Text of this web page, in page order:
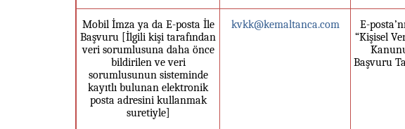
Mobil İmza ya da E-posta İle
Başvuru [İlgili kişi tarafından
veri sorumlusuna daha önce
bildirilen ve veri
sorumlusunun sisteminde
kayıtlı bulunan elektronik
posta adresini kullanmak
suretiyle]
kvkk@kemaltanca.com
E-
“Kişisel
Başvuru